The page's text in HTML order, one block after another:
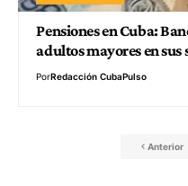
Pensiones en Cuba:
adultos mayores en sus
PorRedacción CubaPulso
Anterior